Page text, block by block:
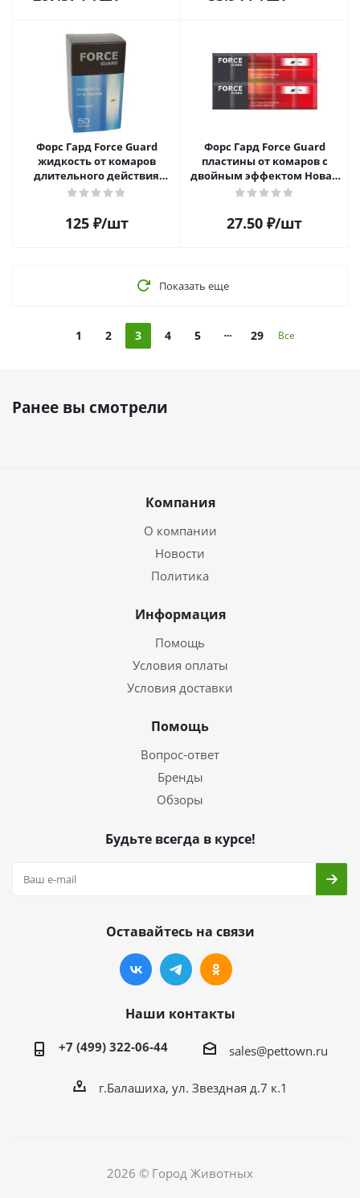
Форс Гард Force Guard
жидкость от комаров
длительного действия
синяя Новая формула
125₽/шт
Форс Гард Force Guard
пластины от комаров с
двойным эффектом Новая
формула красные 10
27.50 ₽/шт
Показать еще
1 2 3 4 5 29 Все
Ранее вы смотрели
Компания
О компании
Новости
Политика
Информация
Помощь
Условия оплаты
Условия доставки
Помощь
Вопрос-ответ
Бренды
Обзоры
Будьте всегда в курсе!
Оставайтесь на связи
Наши контакты
+7 (499) 322-06-44 sales@pettown.ru
г.Балашиха, ул. Звездная д.7 к.1
2026 © Город Животных